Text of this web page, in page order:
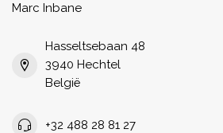
Marc Inbane
Hasseltsebaan 48
3940 Hechtel
België
+32 488 28 81 27